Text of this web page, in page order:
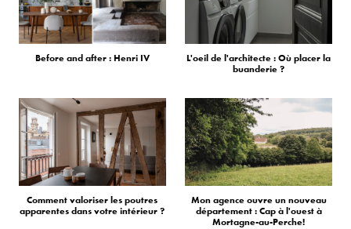
Before and after : Henri IV
L'oeil de l'architecte : Où placer la
buanderie ?
Comment valoriser les poutres
apparentes dans votre intérieur ?
Mon agence ouvre un nouveau
département : Cap à l'ouest à
Mortagne-au-Perche!